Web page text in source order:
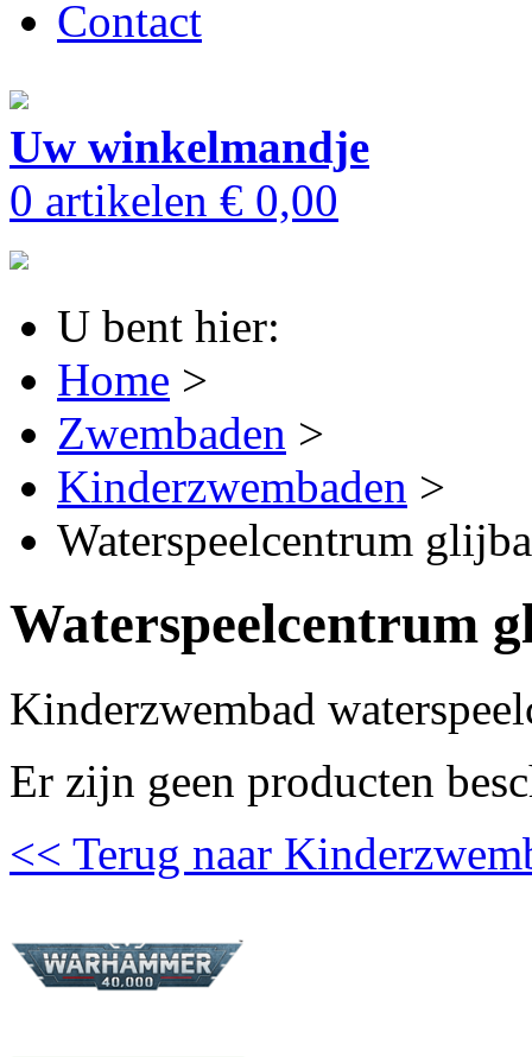
Contact
Uw winkelmandje
0 artikelen € 0,00
U bent hier:
Home >
Zwembaden >
Kinderzwembaden >
Waterspeelcentrum
Waterspeelcentrum
Kinderzwembad
Er zijn geen producten
<< Terug naar